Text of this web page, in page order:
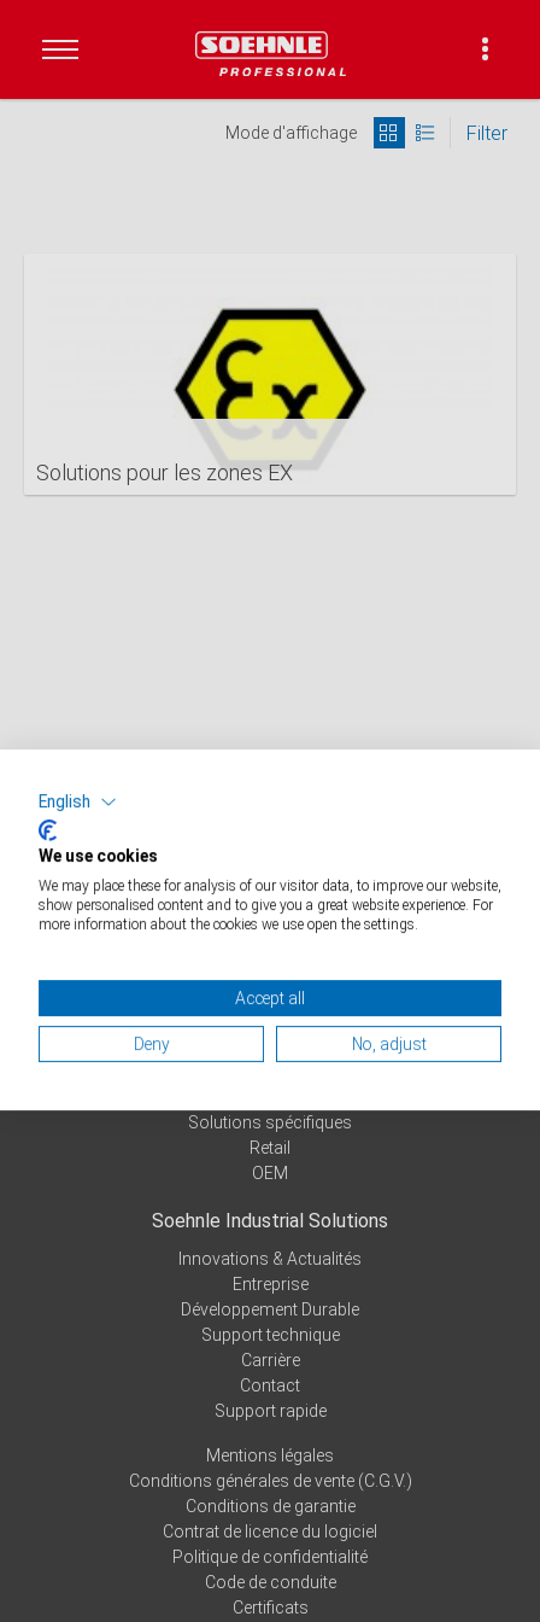
Mode d'affichage Filter
Solutions pour les zones EX
Produits
Solutions spécifiques
Retail
OEM
Soehnle Industrial Solutions
Innovations & Actualités
Entreprise
Développement Durable
Support technique
Carrière
Contact
Support rapide
Mentions légales
Conditions générales de vente (C.G.V.)
Conditions de garantie
Contrat de licence du logiciel
Politique de confidentialité
Code de conduite
Certificats
English
We use cookies
We may place these for analysis of our visitor data, to improve our website,
show personalised content and to give you a great website experience. For
more information about the cookies we use open the settings.
Accept all
Deny No, adjust